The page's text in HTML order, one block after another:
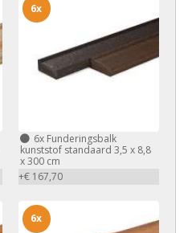
6xFunderingsbalk
kunststof standaard 3,5 x 8,8
x 300 cm
+€ 167,70
6x
6x